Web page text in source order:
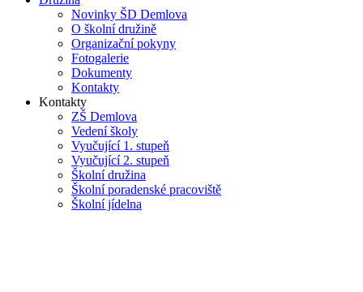
Novinky ŠD Demlova
O školní družině
Organizační pokyny
Fotogalerie
Dokumenty
Kontakty
Kontakty
ZŠ Demlova
Vedení školy
Vyučující 1. stupeň
Vyučující 2. stupeň
Školní družina
Školní poradenské pracoviště
Školní jídelna